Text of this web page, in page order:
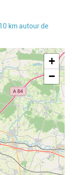
km autour de
+
−